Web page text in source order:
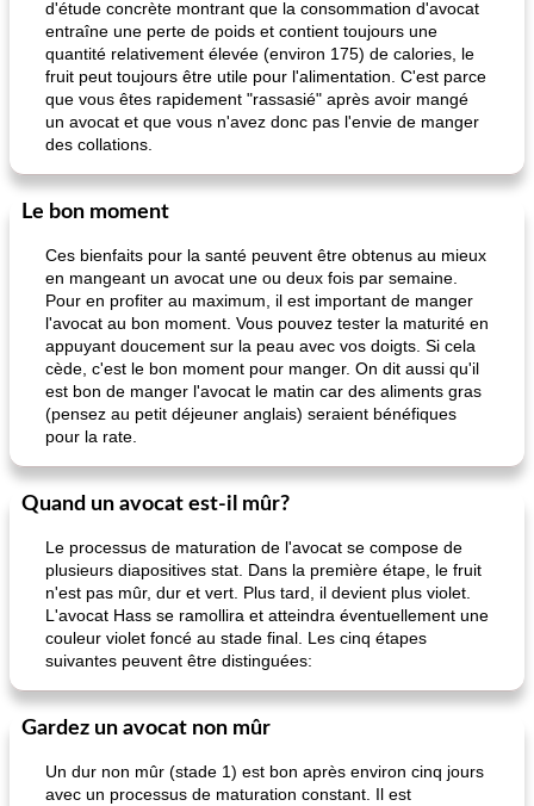
pois chiches rôtis aux épices amandes au cheddar rôti
d'étude concrète montrant que la consommation d'avocat
entraîne une perte de poids et contient toujours une
quantité relativement élevée (environ 175) de calories, le
fruit peut toujours être utile pour l'alimentation. C'est parce
que vous êtes rapidement "rassasié" après avoir mangé
un avocat et que vous n'avez donc pas l'envie de manger
des collations.
Le bon moment
Ces bienfaits pour la santé peuvent être obtenus au mieux
en mangeant un avocat une ou deux fois par semaine.
Pour en profiter au maximum, il est important de manger
l'avocat au bon moment. Vous pouvez tester la maturité en
appuyant doucement sur la peau avec vos doigts. Si cela
cède, c'est le bon moment pour manger. On dit aussi qu'il
est bon de manger l'avocat le matin car des aliments gras
(pensez au petit déjeuner anglais) seraient bénéfiques
pour la rate.
Quand un avocat est-il mûr?
Le processus de maturation de l'avocat se compose de
plusieurs diapositives stat. Dans la première étape, le fruit
n'est pas mûr, dur et vert. Plus tard, il devient plus violet.
L'avocat Hass se ramollira et atteindra éventuellement une
couleur violet foncé au stade final. Les cinq étapes
suivantes peuvent être distinguées:
Gardez un avocat non mûr
Un dur non mûr (stade 1) est bon après environ cinq jours
avec un processus de maturation constant. Il est